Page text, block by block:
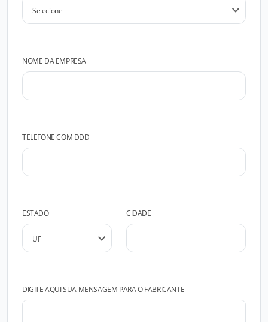
NOME DA EMPRESA
TELEFONE COM DDD
ESTADO CIDADE
DIGITE AQUI SUA MENSAGEM PARA O FABRICANTE